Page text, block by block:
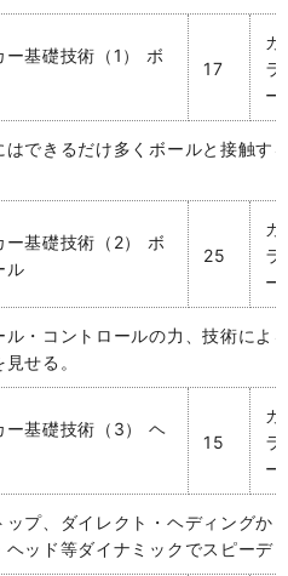
ー基礎技術（1） ボ
17
カ
ラ
ー
はできるだけ多くボールと接触
ー基礎技術（2） ボ
ル
25
カ
ラ
ー
ル・コントロールの力、技術によ
せる。
ー基礎技術（3） ヘ
15
カ
ラ
ー
ップ、ダイレクト・ヘディングか
ヘッド等ダイナミックでスピーデ